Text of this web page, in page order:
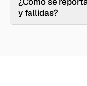
y fallidas?